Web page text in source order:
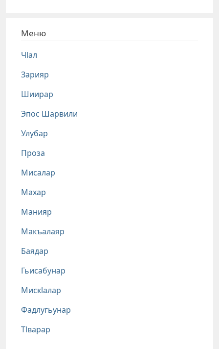
Меню
Чlал
Зарияр
Шиирар
Эпос Шарвили
Улубар
Проза
Мисалар
Махар
Манияр
Макъалаяр
Баядар
Гьисабунар
Мискlалар
Фадлугьунар
Тlварар